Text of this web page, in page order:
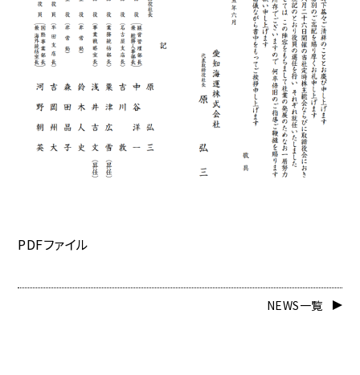
PDFファイル
NEWS一覧